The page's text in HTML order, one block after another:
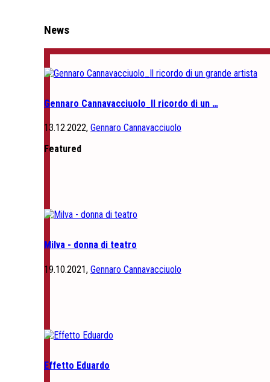
News
Gennaro Cannavacciuolo_Il ricordo di un …
13.12.2022, Gennaro Cannavacciuolo
Featured
Milva - donna di teatro
19.10.2021, Gennaro Cannavacciuolo
Effetto Eduardo